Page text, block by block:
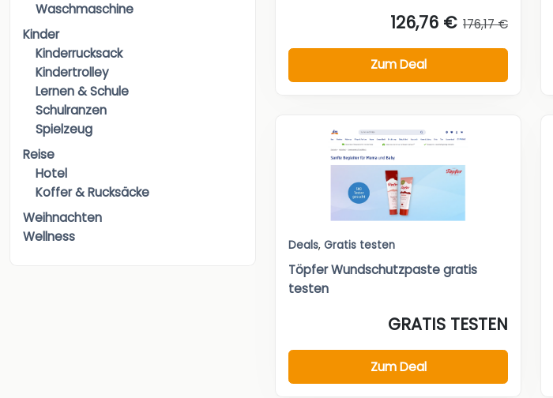
Waschmaschine
Kinder
Kinderrucksack
Kindertrolley
Lernen & Schule
Schulranzen
Spielzeug
Reise
Hotel
Koffer & Rucksäcke
Weihnachten
Wellness
126,76 € 176,17 €
Zum Deal
Deals, Gratis testen
Töpfer Wundschutzpaste gratis
testen
GRATIS TESTEN
Zum Deal